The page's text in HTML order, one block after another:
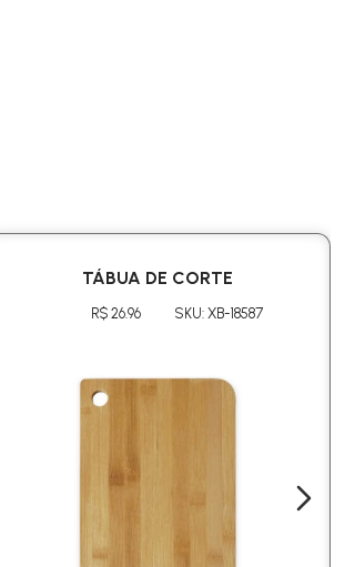
TÁBUA DE CORTE
R$ 26.96 SKU: XB-18587